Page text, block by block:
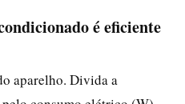
é eficiente
aparelho. Divida a